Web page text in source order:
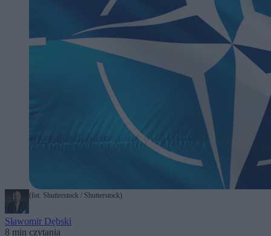
(fot. Shutterstock / Shutterstock)
Sławomir Dębski
8 min czytania